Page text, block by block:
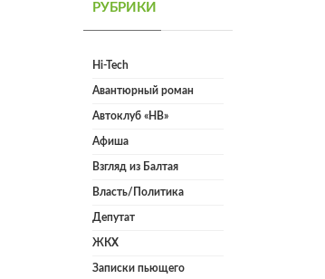
РУБРИКИ
Hi-Tech
Авантюрный роман
Автоклуб «НВ»
Афиша
Взгляд из Балтая
Власть/Политика
Депутат
ЖКХ
Записки пьющего